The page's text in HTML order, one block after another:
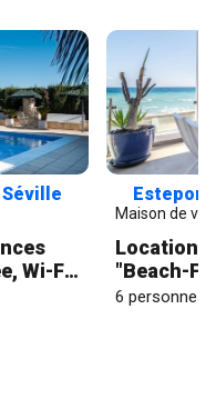
Wi-Fi
Maison de
Location
"Beach-
vue sur
6 personnes